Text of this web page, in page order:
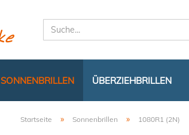
SONNENBRILLEN ÜBERZIEHBRILLEN
Startseite » Sonnenbrillen » 1080R1 (2N)